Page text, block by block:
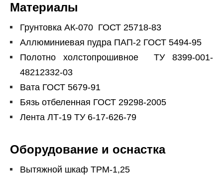
Материалы
Грунтовка АК-070 ГОСТ 25718-83
Аллюминиевая пудра ПАП-2 ГОСТ 5494-95
Полотно холстопрошивное ТУ 8399-001-
48212332-03
Вата ГОСТ 5679-91
Бязь отбеленная ГОСТ 29298-2005
Лента ЛТ-19 ТУ 6-17-626-79
Оборудование и оснастка
Вытяжной шкаф ТРМ-1,25